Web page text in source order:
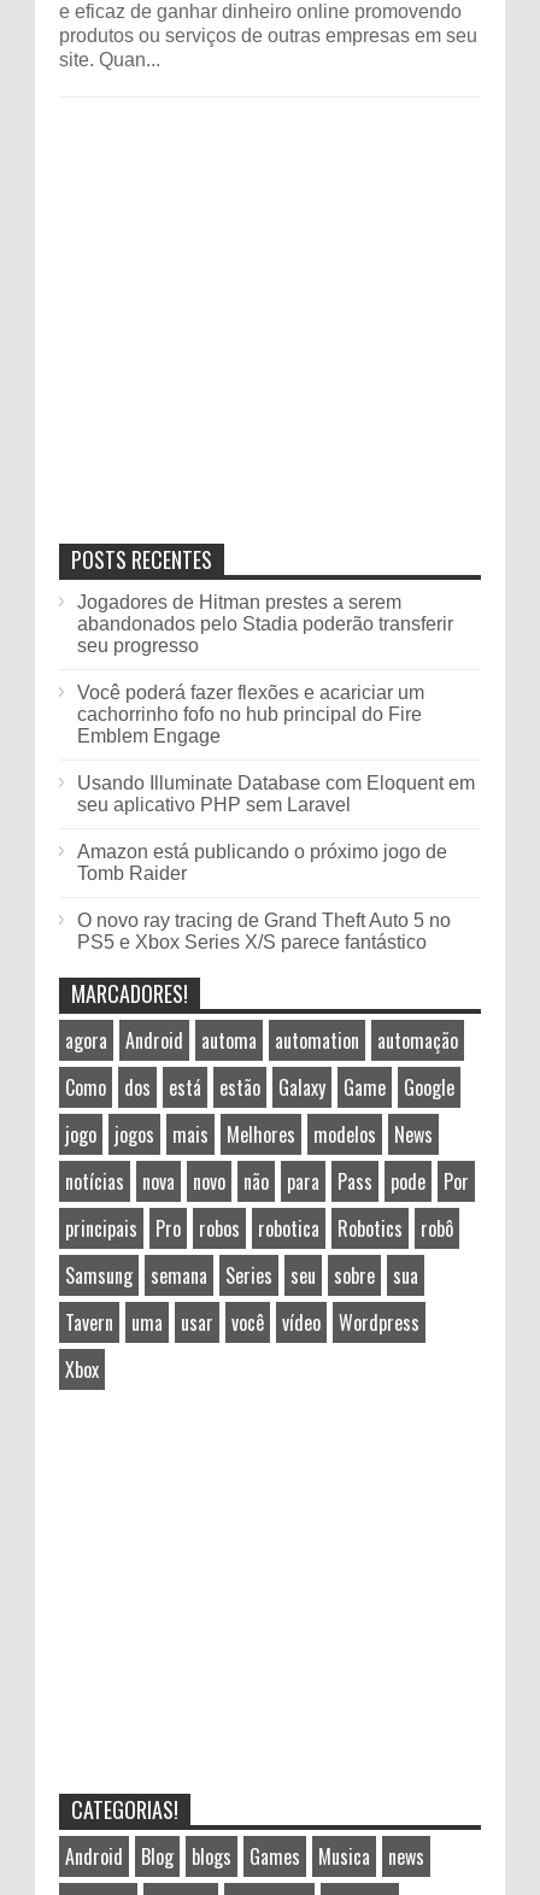
e eficaz de ganhar dinheiro online promovendo
produtos ou serviços de outras empresas em seu
site. Quan...
POSTS RECENTES
Jogadores de Hitman prestes a serem
abandonados pelo Stadia poderão transferir
seu progresso
Você poderá fazer flexões e acariciar um
cachorrinho fofo no hub principal do Fire
Emblem Engage
Usando Illuminate Database com Eloquent em
seu aplicativo PHP sem Laravel
Amazon está publicando o próximo jogo de
Tomb Raider
O novo ray tracing de Grand Theft Auto 5 no
PS5 e Xbox Series X/S parece fantástico
MARCADORES!
agora Android automa automation
automação
Como
dos está estão Galaxy Game
Google
jogo
jogos mais Melhores modelos
News
notícias
nova novo não para Pass pode
Por
principais
Pro robos robotica Robotics
robô
Samsung
semana Series seu sobre
sua
Tavern
uma usar você vídeo
Wordpress
Xbox
CATEGORIAS!
Android Blog blogs Games Musica
news